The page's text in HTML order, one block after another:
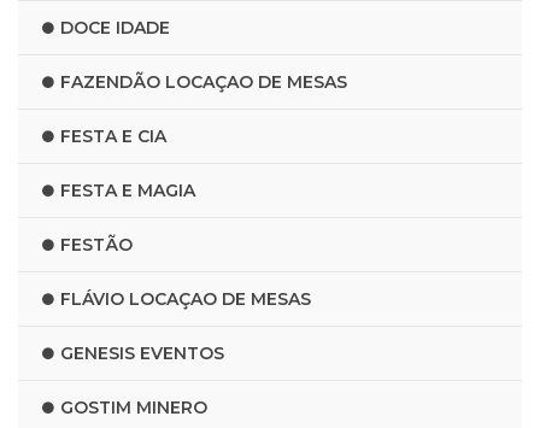
DOCE IDADE
FAZENDÃO LOCAÇAO DE MESAS
FESTA E CIA
FESTA E MAGIA
FESTÃO
FLÁVIO LOCAÇAO DE MESAS
GENESIS EVENTOS
GOSTIM MINERO